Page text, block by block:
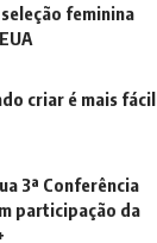
feminina
criar é mais fácil
3ª Conferência
participação da